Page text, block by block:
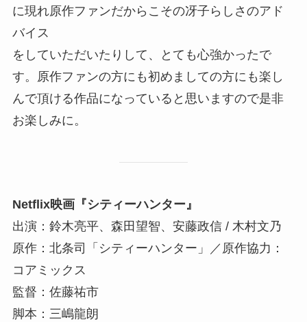
に現れ原作ファンだからこその冴子らしさのアド
バイス
をしていただいたりして、とても心強かったで
す。原作ファンの方にも初めましての方にも楽し
んで頂ける作品になっていると思いますので是非
お楽しみに。
Netflix映画『シティーハンター』
出演：鈴木亮平、森田望智、安藤政信 / 木村文乃
原作：北条司「シティーハンター」／原作協力：
コアミックス
監督：佐藤祐市
脚本：三嶋龍朗